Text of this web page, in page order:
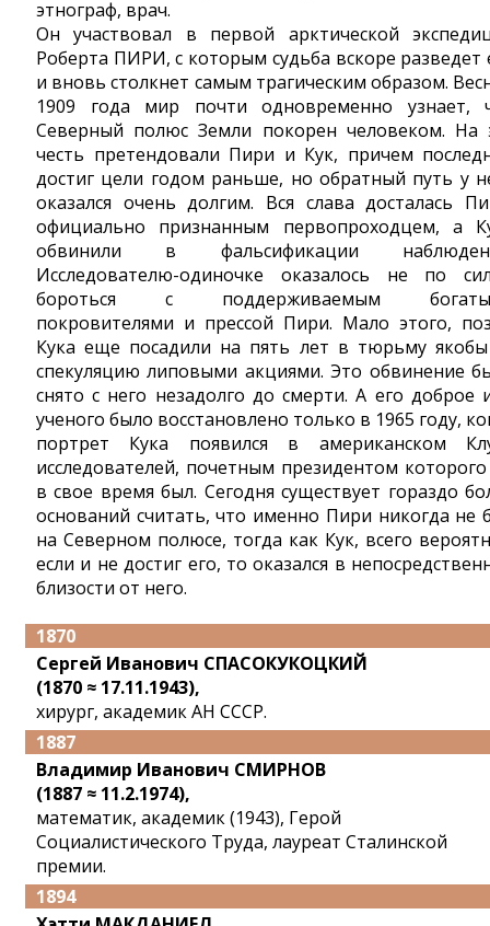
этнограф, врач.
Он участвовал в первой арктической
Роберта ПИРИ, с которым судьба вскоре разведет
и вновь столкнет самым трагическим образом.
1909 года мир почти одновременно узнает,
Северный полюс Земли покорен человеком. На
честь претендовали Пири и Кук, причем
достиг цели годом раньше, но обратный путь у
оказался очень долгим. Вся слава досталась
официально признанным первопроходцем, а
обвинили в фальсификации
Исследователю-одиночке оказалось не по
бороться с поддерживаемым
покровителями и прессой Пири. Мало этого,
Кука еще посадили на пять лет в тюрьму
спекуляцию липовыми акциями. Это обвинение
снято с него незадолго до смерти. А его доброе
ученого было восстановлено только в 1965 году,
портрет Кука появился в американском
исследователей, почетным президентом
в свое время был. Сегодня существует гораздо
оснований считать, что именно Пири никогда не
на Северном полюсе, тогда как Кук, всего
если и не достиг его, то оказался в
близости от него.
1870
Сергей Иванович СПАСОКУКОЦКИЙ
(1870 ≈ 17.11.1943),
хирург, академик АН СССР.
1887
Владимир Иванович СМИРНОВ
(1887 ≈ 11.2.1974),
математик, академик (1943), Герой
Социалистического Труда, лауреат Сталинской
премии.
1894